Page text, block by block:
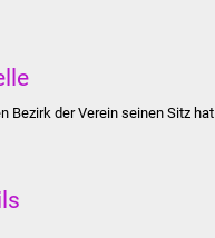
Stadtinfo
Bezirk der Verein seinen Sitz hat